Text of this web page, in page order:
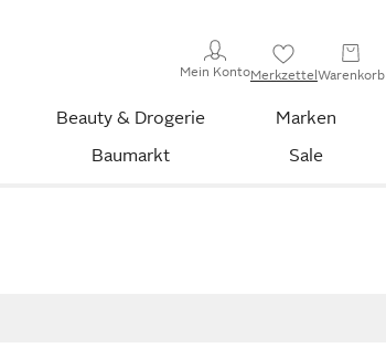
Mein KontoMerkzettelWarenkorb
Beauty & Drogerie
Marken
Baumarkt Sale